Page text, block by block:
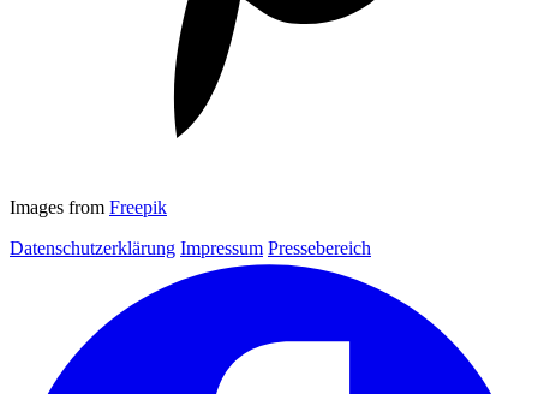
Images from Freepik
Datenschutzerklärung Impressum Pressebereich